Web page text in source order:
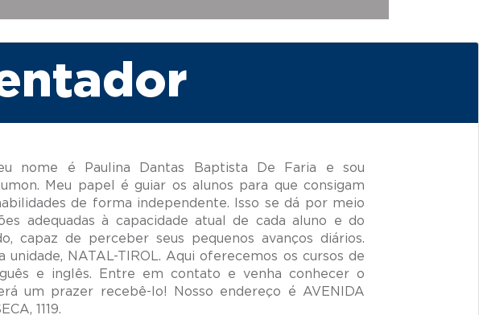
nome é Paulina Dantas Baptista De Faria e sou
Meu papel é guiar os alunos para que consigam
de forma independente. Isso se dá por meio
adequadas à capacidade atual de cada aluno e do
capaz de perceber seus pequenos avanços diários.
unidade, NATAL-TIROL. Aqui oferecemos os cursos de
e inglês. Entre em contato e venha conhecer o
um prazer recebê-lo! Nosso endereço é AVENIDA